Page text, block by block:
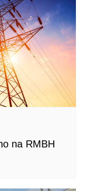
na RMBH